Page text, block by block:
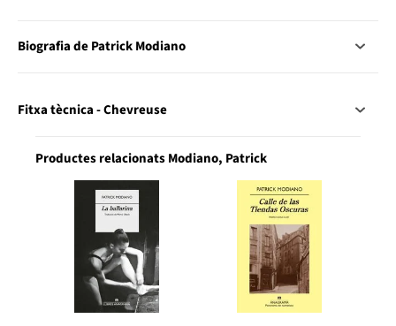
Biografia de Patrick Modiano
Fitxa tècnica - Chevreuse
Productes relacionats Modiano, Patrick